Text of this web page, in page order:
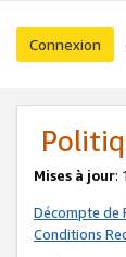
Connexion
Mises à jour:
Décompte de
Conditions